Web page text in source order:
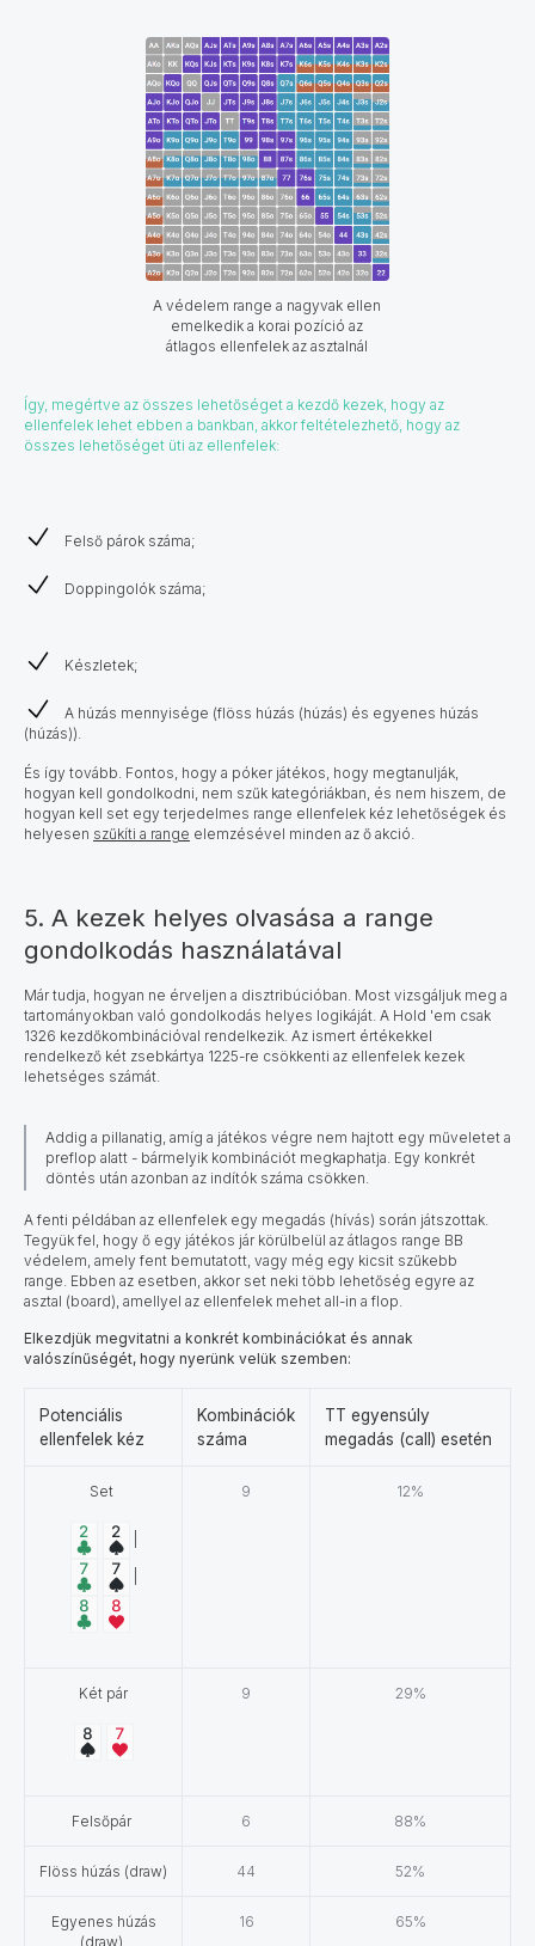
A védelem range a nagyvak ellen
emelkedik a korai pozíció az
átlagos ellenfelek az asztalnál
Így, megértve az összes lehetőséget a kezdő kezek, hogy az
ellenfelek lehet ebben a bankban, akkor feltételezhető, hogy az
összes lehetőséget üti az ellenfelek:
Felső párok száma;
Doppingolók száma;
Készletek;
A húzás mennyisége (flöss húzás (húzás) és egyenes húzás
(húzás)).
​​​​​És így tovább. Fontos, hogy a póker játékos, hogy megtanulják,
hogyan kell gondolkodni, nem szűk kategóriákban, és nem hiszem, de
hogyan kell set egy terjedelmes range ellenfelek kéz lehetőségek és
helyesen szűkíti a range elemzésével minden az ő akció.
5. A kezek helyes olvasása a range
gondolkodás használatával
Már tudja, hogyan ne érveljen a disztribúcióban. Most vizsgáljuk meg a
tartományokban való gondolkodás helyes logikáját. A Hold 'em csak
1326 kezdőkombinációval rendelkezik. Az ismert értékekkel
rendelkező két zsebkártya 1225-re csökkenti az ellenfelek kezek
lehetséges számát.
Addig a pillanatig, amíg a játékos végre nem hajtott egy műveletet a
preflop alatt - bármelyik kombinációt megkaphatja. Egy konkrét
döntés után azonban az indítók száma csökken.
A fenti példában az ellenfelek egy megadás (hívás) során játszottak.
Tegyük fel, hogy ő egy játékos jár körülbelül az átlagos range BB
védelem, amely fent bemutatott, vagy még egy kicsit szűkebb
range. Ebben az esetben, akkor set neki több lehetőség egyre az
asztal (board), amellyel az ellenfelek mehet all-in a flop.
Elkezdjük megvitatni a konkrét kombinációkat és annak
valószínűségét, hogy nyerünk velük szemben:
Potenciális
ellenfelek kéz
Kombinációk
száma
TT egyensúly
megadás (call) esetén
Set 9 12%
Két pár 9 29%
Felsőpár 6 88%
Flöss húzás (draw) 44 52%
Egyenes húzás
(draw)
16 65%